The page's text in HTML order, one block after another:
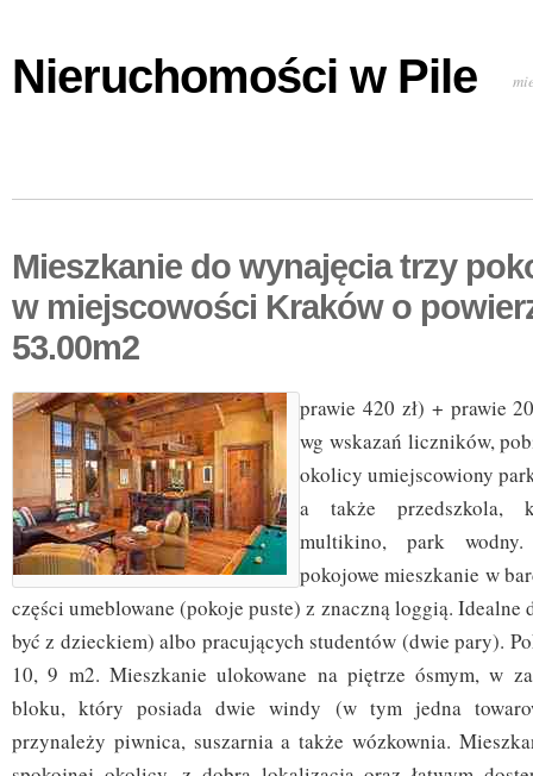
Nieruchomości w Pile
Mieszkanie do wynajęcia trzy
w miejscowości Kraków o
53.00m2
prawie 420 zł) + prawie
wg wskazań liczników,
okolicy umiejscowiony
a także przedszkola,
multikino, park
pokojowe mieszkanie w
części umeblowane (pokoje puste) z znaczną loggią. Idealne
być z dzieckiem) albo pracujących studentów (dwie pary).
10, 9 m2. Mieszkanie ulokowane na piętrze ósmym, w
bloku, który posiada dwie windy (w tym jedna
przynależy piwnica, suszarnia a także wózkownia.